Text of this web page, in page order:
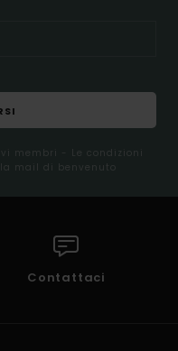
membri - Le condizioni
mail di benvenuto
Contattaci